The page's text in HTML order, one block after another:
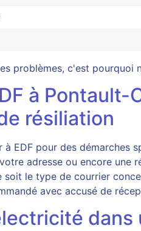
problèmes, c'est
à
résiliation
EDF pour des
adresse ou encore une
soit le type de courrier
avec accusé de
dans